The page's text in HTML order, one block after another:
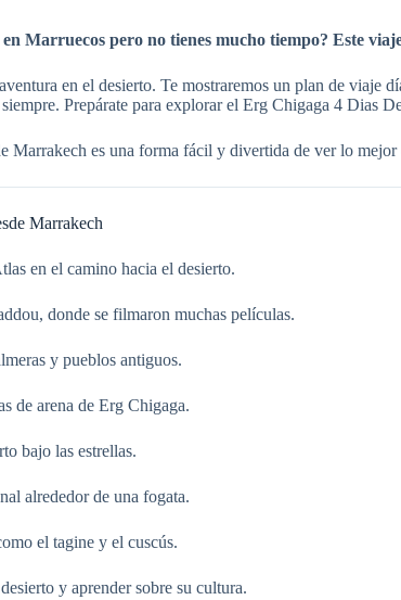
Marruecos pero no tienes mucho tiempo? Este
en el desierto. Te mostraremos un plan de viaje
Prepárate para explorar el Erg Chigaga 4 Dias
es una forma fácil y divertida de ver lo mejor
Marrakech
en el camino hacia el desierto.
donde se filmaron muchas películas.
y pueblos antiguos.
de arena de Erg Chigaga.
bajo las estrellas.
alrededor de una fogata.
el tagine y el cuscús.
y aprender sobre su cultura.